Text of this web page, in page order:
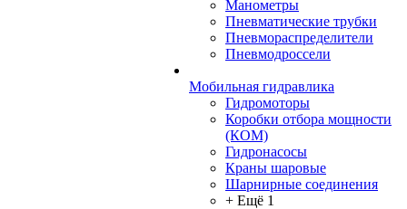
Манометры
Пневматические трубки
Пневмораспределители
Пневмодроссели
Мобильная гидравлика
Гидромоторы
Коробки отбора мощности
(КОМ)
Гидронасосы
Краны шаровые
Шарнирные соединения
+ Ещё 1